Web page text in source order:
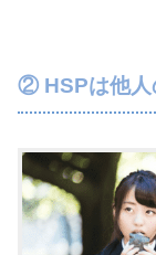
② HSPは他人